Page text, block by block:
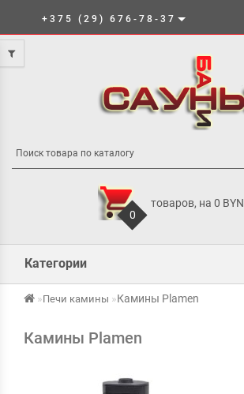
+375 (29) 676-78-37
0
товаров, на 0 BYN
Категории
Печи камины Камины Plamen
Камины Plamen